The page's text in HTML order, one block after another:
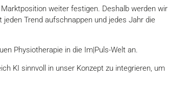
weiter festigen. Deshalb werden wir
Trend aufschnappen und jedes Jahr die
Physiotherapie in die Im|Puls-Welt an.
KI sinnvoll in unser Konzept zu integrieren, um